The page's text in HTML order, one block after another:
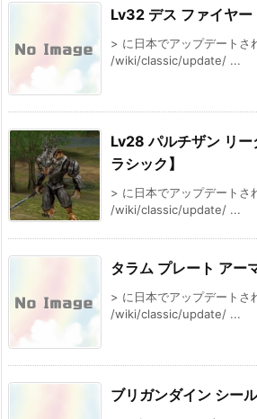
Lv32 デス ファイヤー
> に日本でアップデートさ
/wiki/classic/update/ ...
Lv28 パルチザン リー
ラシック】
> に日本でアップデートさ
/wiki/classic/update/ ...
タラム プレート アー
> に日本でアップデートさ
/wiki/classic/update/ ...
ブリガンダイン シー